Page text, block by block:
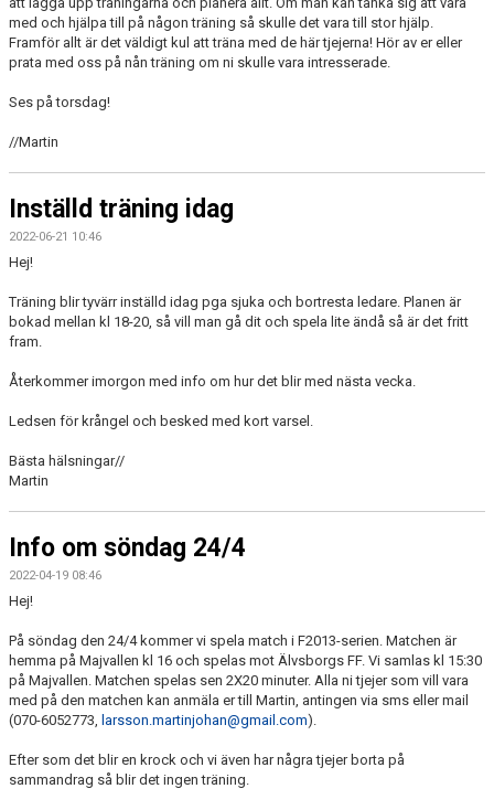
med och hjälpa till på någon träning så skulle det vara till stor hjälp.
Framför allt är det väldigt kul att träna med de här tjejerna! Hör av er eller
prata med oss på nån träning om ni skulle vara intresserade.
Ses på torsdag!
//Martin
Inställd träning idag
2022-06-21 10:46
Hej!
Träning blir tyvärr inställd idag pga sjuka och bortresta ledare. Planen är
bokad mellan kl 18-20, så vill man gå dit och spela lite ändå så är det fritt
fram.
Återkommer imorgon med info om hur det blir med nästa vecka.
Ledsen för krångel och besked med kort varsel.
Bästa hälsningar//
Martin
Info om söndag 24/4
2022-04-19 08:46
Hej!
På söndag den 24/4 kommer vi spela match i F2013-serien. Matchen är
hemma på Majvallen kl 16 och spelas mot Älvsborgs FF. Vi samlas kl 15:30
på Majvallen. Matchen spelas sen 2X20 minuter. Alla ni tjejer som vill vara
med på den matchen kan anmäla er till Martin, antingen via sms eller mail
(070-6052773, larsson.martinjohan@gmail.com).
Efter som det blir en krock och vi även har några tjejer borta på
sammandrag så blir det ingen träning.